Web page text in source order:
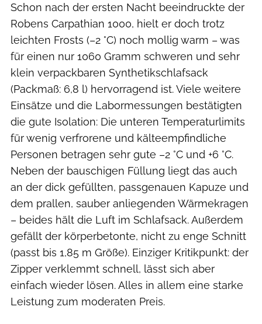
Schon nach der ersten Nacht beeindruckte der
Robens Carpathian 1000, hielt er doch trotz
leichten Frosts (–2 °C) noch mollig warm – was
für einen nur 1060 Gramm schweren und sehr
klein verpackbaren Synthetikschlafsack
(Packmaß: 6,8 l) hervorragend ist. Viele weitere
Einsätze und die Labormessungen bestätigten
die gute Isolation: Die unteren Temperaturlimits
für wenig verfrorene und kälteempfindliche
Personen betragen sehr gute –2 °C und +6 °C.
Neben der bauschigen Füllung liegt das auch
an der dick gefüllten, passgenauen Kapuze und
dem prallen, sauber anliegenden Wärmekragen
– beides hält die Luft im Schlafsack. Außerdem
gefällt der körperbetonte, nicht zu enge Schnitt
(passt bis 1,85 m Größe). Einziger Kritikpunkt: der
Zipper verklemmt schnell, lässt sich aber
einfach wieder lösen. Alles in allem eine starke
Leistung zum moderaten Preis.